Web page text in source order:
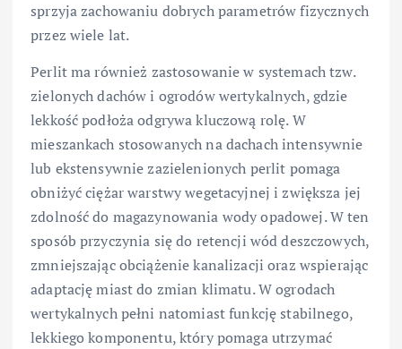
sprzyja zachowaniu dobrych parametrów fizycznych
przez wiele lat.
Perlit ma również zastosowanie w systemach tzw.
zielonych dachów i ogrodów wertykalnych, gdzie
lekkość podłoża odgrywa kluczową rolę. W
mieszankach stosowanych na dachach intensywnie
lub ekstensywnie zazielenionych perlit pomaga
obniżyć ciężar warstwy wegetacyjnej i zwiększa jej
zdolność do magazynowania wody opadowej. W ten
sposób przyczynia się do retencji wód deszczowych,
zmniejszając obciążenie kanalizacji oraz wspierając
adaptację miast do zmian klimatu. W ogrodach
wertykalnych pełni natomiast funkcję stabilnego,
lekkiego komponentu, który pomaga utrzymać